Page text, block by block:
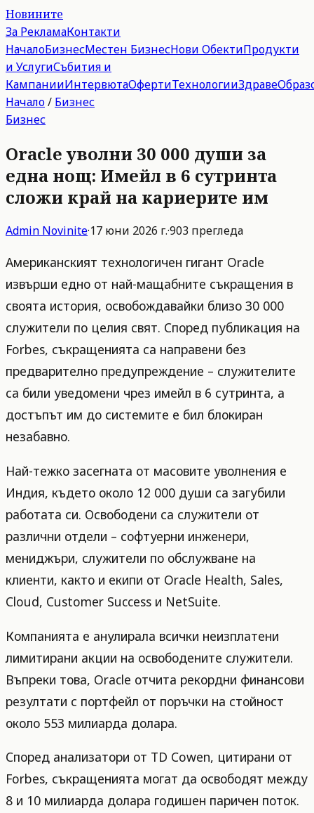
Новините
За РекламаКонтакти
НачалоБизнесМестен БизнесНови ОбектиПродукти
и УслугиСъбития и
КампанииИнтервютаОфертиТехнологииЗдраве
Начало/ Бизнес
Бизнес
Oracle уволни 30 000 души за
една нощ: Имейл в 6 сутринта
сложи край на кариерите им
Admin Novinite·17 юни 2026 г.·903 прегледа
Американският технологичен гигант Oracle
извърши едно от най-мащабните съкращения в
своята история, освобождавайки близо 30 000
служители по целия свят. Според публикация на
Forbes, съкращенията са направени без
предварително предупреждение – служителите
са били уведомени чрез имейл в 6 сутринта, а
достъпът им до системите е бил блокиран
незабавно.
Най-тежко засегната от масовите уволнения е
Индия, където около 12 000 души са загубили
работата си. Освободени са служители от
различни отдели – софтуерни инженери,
мениджъри, служители по обслужване на
клиенти, както и екипи от Oracle Health, Sales,
Cloud, Customer Success и NetSuite.
Компанията е анулирала всички неизплатени
лимитирани акции на освободените служители.
Въпреки това, Oracle отчита рекордни финансови
резултати с портфейл от поръчки на стойност
около 553 милиарда долара.
Според анализатори от TD Cowen, цитирани от
Forbes, съкращенията могат да освободят между
8 и 10 милиарда долара годишен паричен поток.